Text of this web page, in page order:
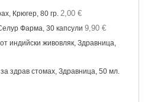
Крюгер, 80 гр. 2,00 €
Фарма, 30 капсули 9,90 €
индийски живовляк, Здравница,
здрав стомах, Здравница, 50 мл.